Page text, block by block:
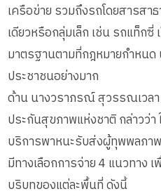
เครือข่าย รวมถึงรถโดยสารส
เดียวหรือกลุ่มเล็ก เช่น รถแท็ก
มาตรฐานตามที่กฎหมายกำหนด
ประชาชนอย่างมาก
ด้าน นางวราภรณ์ สุวรรณเวล
ประกันสุขภาพแห่งชาติ กล่าวว่
บริการพาหนะรับส่งผู้ทุพพลภาพ
มีทางเลือกการจ่าย 4 แนวทาง
บริบทของแต่ละพื้นที่ ดังนี้